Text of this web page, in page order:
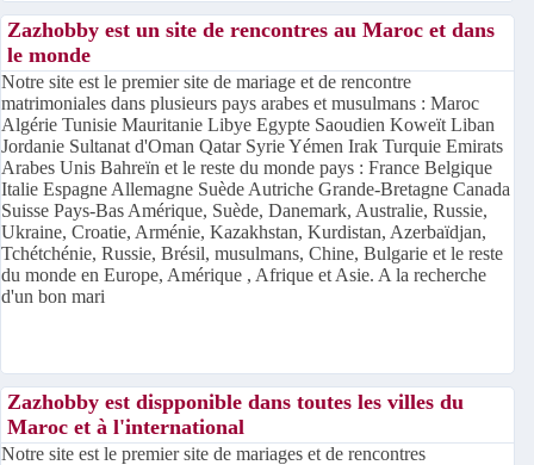
Zazhobby est un site de rencontres au Maroc et dans
le monde
Notre site est le premier site de mariage et de rencontre
matrimoniales dans plusieurs pays arabes et musulmans : Maroc
Algérie Tunisie Mauritanie Libye Egypte Saoudien Koweït Liban
Jordanie Sultanat d'Oman Qatar Syrie Yémen Irak Turquie Emirats
Arabes Unis Bahreïn et le reste du monde pays : France Belgique
Italie Espagne Allemagne Suède Autriche Grande-Bretagne Canada
Suisse Pays-Bas Amérique, Suède, Danemark, Australie, Russie,
Ukraine, Croatie, Arménie, Kazakhstan, Kurdistan, Azerbaïdjan,
Tchétchénie, Russie, Brésil, musulmans, Chine, Bulgarie et le reste
du monde en Europe, Amérique , Afrique et Asie. A la recherche
d'un bon mari
Zazhobby est dispponible dans toutes les villes du
Maroc et à l'international
Notre site est le premier site de mariages et de rencontres